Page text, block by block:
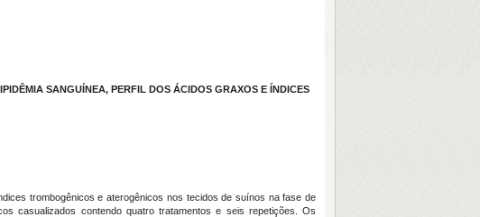
SANGUÍNEA, PERFIL DOS ÁCIDOS GRAXOS E ÍNDICES
trombogênicos e aterogênicos nos tecidos de suínos na fase de
casualizados contendo quatro tratamentos e seis repetições. Os